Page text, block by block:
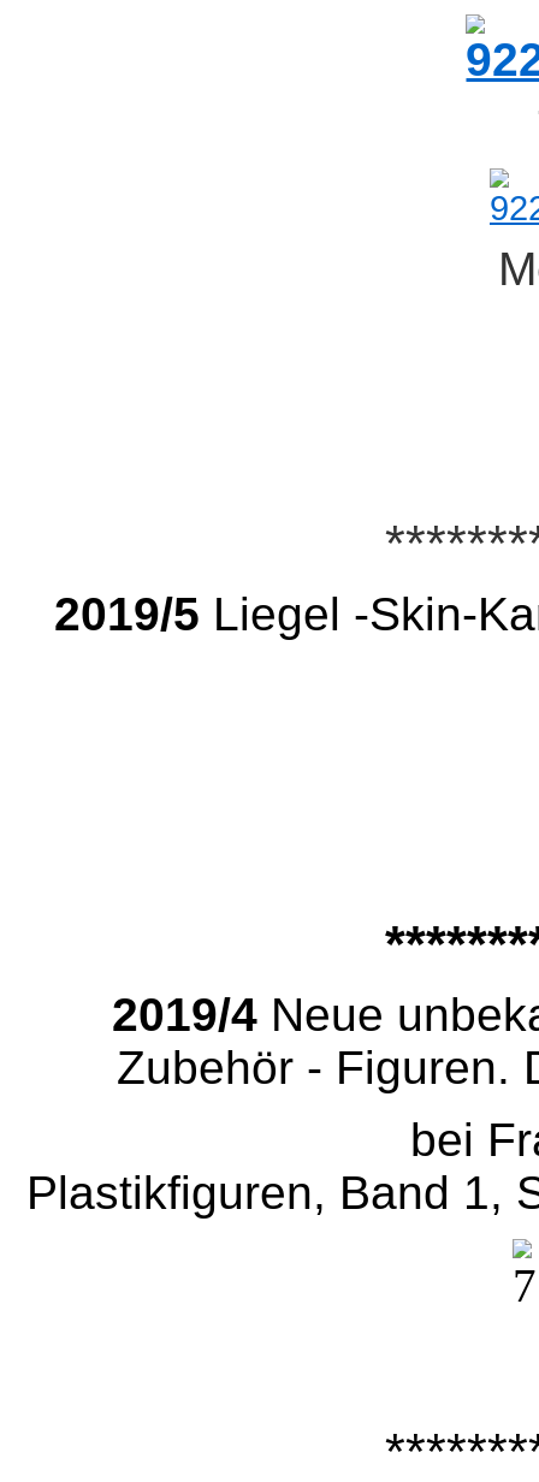
2019/5 Liegel -Skin-
2019/4 Neue
Zubehör - Figuren.
bei
Plastikfiguren, Band 1,